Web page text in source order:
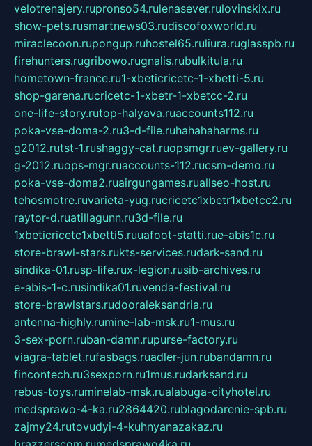
velotrenajery.rupronso54.rulenasever.rulovinskix.ru
show-pets.rusmartnews03.rudiscofoxworld.ru
miraclecoon.rupongup.ruhostel65.ruliura.ruglasspb.ru
firehunters.rugribowo.rugnalis.rubulkitula.ru
hometown-france.ru1-xbeticricetc-1-xbetti-5.ru
shop-garena.rucricetc-1-xbetr-1-xbetcc-2.ru
one-life-story.rutop-halyava.ruaccounts112.ru
poka-vse-doma-2.ru3-d-file.ruhahahaharms.ru
g2012.rutst-1.rushaggy-cat.ruopsmgr.ruev-gallery.ru
g-2012.ruops-mgr.ruaccounts-112.rucsm-demo.ru
poka-vse-doma2.ruairgungames.ruallseo-host.ru
tehosmotre.ruvarieta-yug.rucricetc1xbetr1xbetcc2.ru
raytor-d.ruatillagunn.ru3d-file.ru
1xbeticricetc1xbetti5.ruuafoot-statti.rue-abis1c.ru
store-brawl-stars.rukts-services.rudark-sand.ru
sindika-01.rusp-life.rux-legion.rusib-archives.ru
e-abis-1-c.rusindika01.ruvenda-festival.ru
store-brawlstars.rudooraleksandria.ru
antenna-highly.rumine-lab-msk.ru1-mus.ru
3-sex-porn.ruban-damn.rupurse-factory.ru
viagra-tablet.rufasbags.ruadler-jun.rubandamn.ru
fincontech.ru3sexporn.ru1mus.rudarksand.ru
rebus-toys.ruminelab-msk.rualabuga-cityhotel.ru
medsprawo-4-ka.ru2864420.rublagodarenie-spb.ru
zajmy24.rutovudyi-4-kuhnyanazakaz.ru